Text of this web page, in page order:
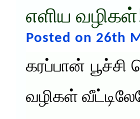
எளிய
Posted on 26th
கரப்பான்
வழிகள்